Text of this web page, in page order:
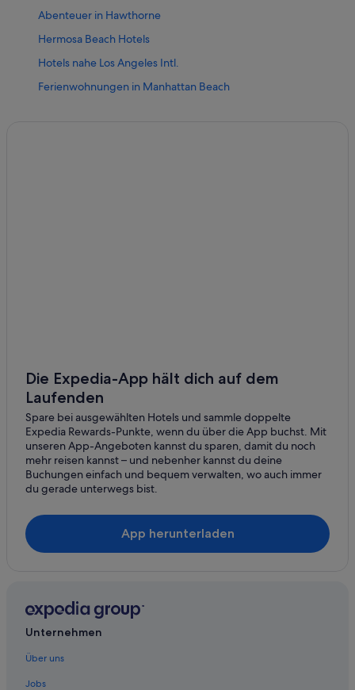
Abenteuer in Hawthorne
Hermosa Beach Hotels
Hotels nahe Los Angeles Intl.
Ferienwohnungen in Manhattan Beach
Die Expedia-App hält dich auf dem
Laufenden
Spare bei ausgewählten Hotels und sammle doppelte
Expedia Rewards-Punkte, wenn du über die App buchst. Mit
unseren App-Angeboten kannst du sparen, damit du noch
mehr reisen kannst – und nebenher kannst du deine
Buchungen einfach und bequem verwalten, wo auch immer
du gerade unterwegs bist.
App herunterladen
Unternehmen
Über uns
Jobs